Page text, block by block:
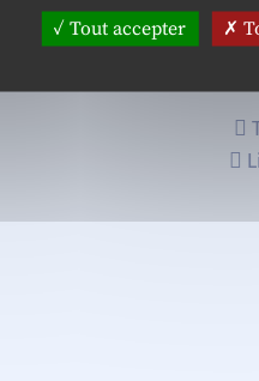
Tout accepter